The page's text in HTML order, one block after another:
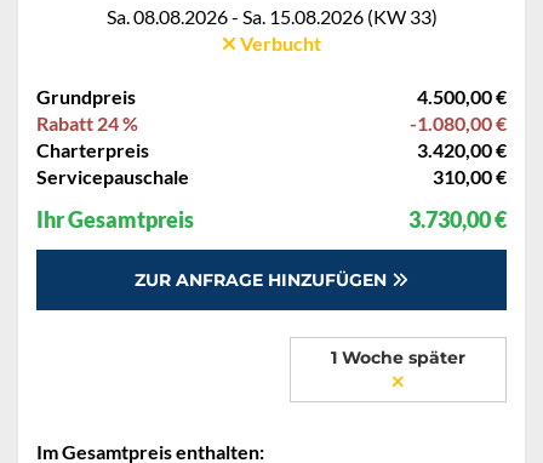
Sa. 08.08.2026 - Sa. 15.08.2026 (KW 33)
Verbucht
Grundpreis
4.500,00 €
Rabatt 24 %
-1.080,00 €
Charterpreis
3.420,00 €
Servicepauschale
310,00 €
Ihr Gesamtpreis 3.730,00 €
ZUR ANFRAGE HINZUFÜGEN
1 Woche später
Im Gesamtpreis enthalten: